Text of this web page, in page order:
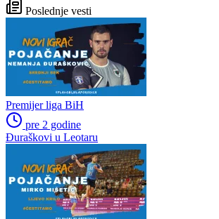
Poslednje vesti
Premijer liga BiH
pre 2 godine
Đuraškovi u Leotaru